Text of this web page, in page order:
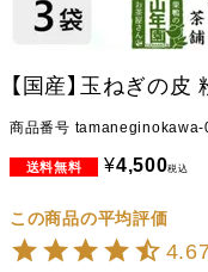
【国産】玉ねぎの
商品番号 tamaneginokawa-
¥4,500税込
4.67